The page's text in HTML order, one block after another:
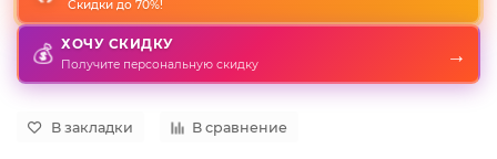
Скидки до 70%!
💰 ХОЧУ СКИДКУ
Получите персональную скидку →
В закладки В сравнение